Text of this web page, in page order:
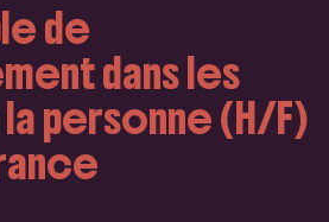
de
dans les
personne (H/F)